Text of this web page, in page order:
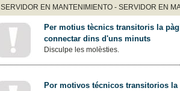
SERVIDOR EN MANTENIMIENTO - SERVIDOR EN
Per motius tècnics transitoris la
connectar dins d'uns minuts
Disculpe les molèsties.
Por motivos técnicos transitorios